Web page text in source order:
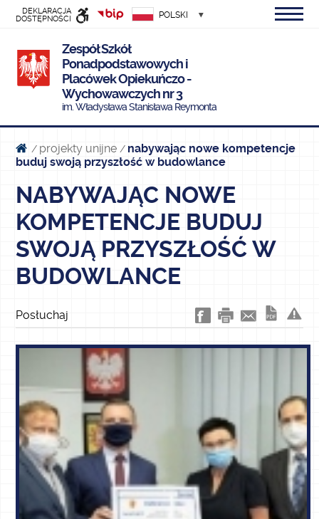
DEKLARACJA
DOSTĘPNOŚCI
INFORMACJI
PUBLICZNEJ
POLSKI
Zespół Szkół
Ponadpodstawowych i
Placówek Opiekuńczo -
Wychowawczych nr 3
im. Władysława Stanisława Reymonta
/ projekty unijne/ nabywając nowe kompetencje
buduj swoją przyszłość w budowlance
NABYWAJĄC NOWE
KOMPETENCJE BUDUJ
SWOJĄ PRZYSZŁOŚĆ W
BUDOWLANCE
Posłuchaj